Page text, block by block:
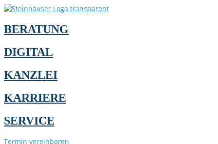
BERATUNG
DIGITAL
KANZLEI
KARRIERE
SERVICE
Termin vereinbaren